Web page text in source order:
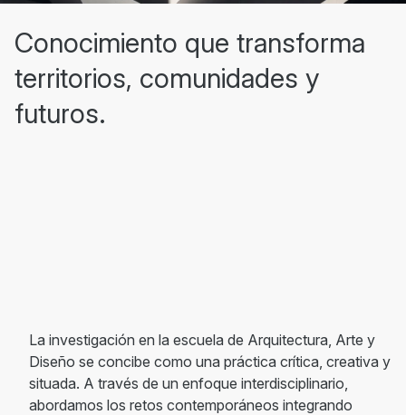
Conocimiento que transforma
territorios, comunidades y
futuros.
La investigación en la escuela de Arquitectura, Arte y
Diseño se concibe como una práctica crítica, creativa y
situada. A través de un enfoque interdisciplinario,
abordamos los retos contemporáneos integrando